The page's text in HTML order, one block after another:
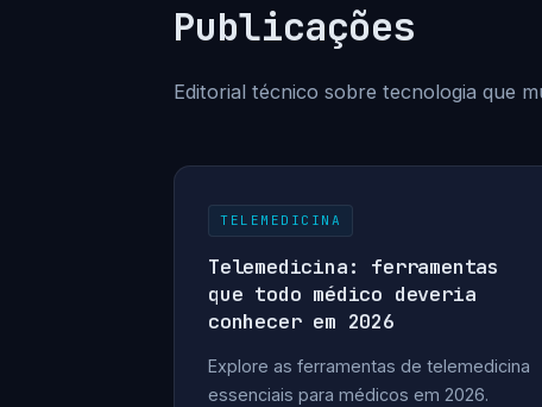
Publicações
Editorial técnico sobre tecnologia que
TELEMEDICINA
Telemedicina: ferramentas
que todo médico deveria
conhecer em 2026
Explore as ferramentas de telemedicina
essenciais para médicos em 2026.